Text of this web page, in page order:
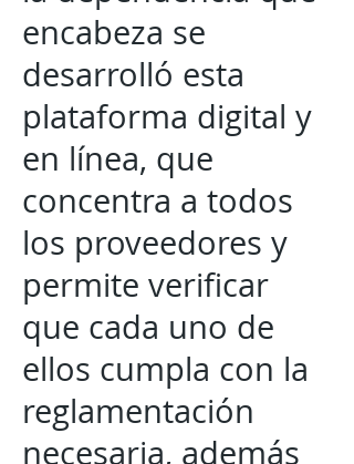
encabeza se
desarrolló esta
plataforma digital y
en línea, que
concentra a todos
los proveedores y
permite verificar
que cada uno de
ellos cumpla con la
reglamentación
necesaria, además